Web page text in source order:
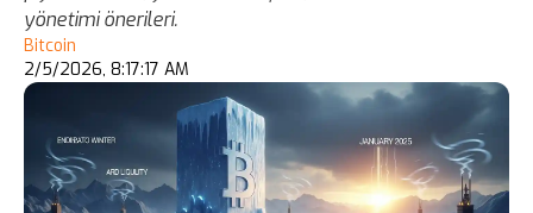
yönetimi önerileri.
Bitcoin
2/5/2026, 8:17:17 AM